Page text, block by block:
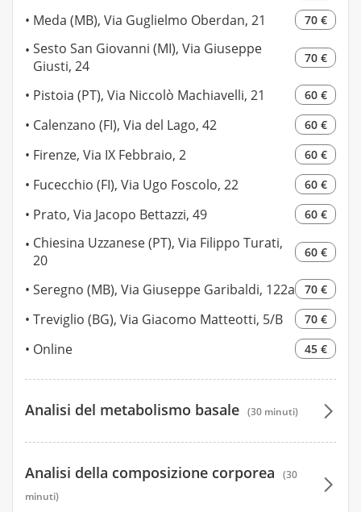
Meda (MB), Via Guglielmo Oberdan, 21 70 €
Sesto San Giovanni (MI), Via Giuseppe
Giusti, 24
70 €
Pistoia (PT), Via Niccolò Machiavelli, 21 60 €
Calenzano (FI), Via del Lago, 42 60 €
Firenze, Via IX Febbraio, 2 60 €
Fucecchio (FI), Via Ugo Foscolo, 22 60 €
Prato, Via Jacopo Bettazzi, 49 60 €
Chiesina Uzzanese (PT), Via Filippo Turati,
20
60 €
Seregno (MB), Via Giuseppe Garibaldi, 122a 70 €
Treviglio (BG), Via Giacomo Matteotti, 5/B 70 €
Online 45 €
Analisi del metabolismo basale (30 minuti)
60 €
Analisi della composizione corporea
(30
minuti)